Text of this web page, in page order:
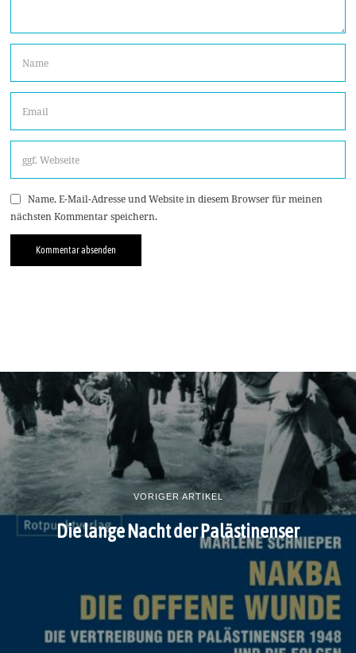
Name, E-Mail-Adresse und Website in diesem Browser für meinen
nächsten Kommentar speichern.
VORIGER ARTIKEL
Die lange Nacht der Palästinenser